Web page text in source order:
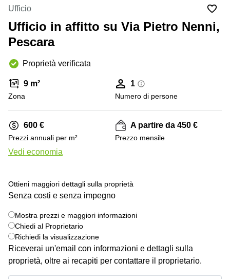
Brescia
Pescara
Verona
Catania
Bologna
Bergamo
Como
Napoli
affitto a
Pescara
Coworking
Lombardy
Business
Toscana
Business
center
Milano
Business
center
Roma
Campania
Coworking
Coworking
Pescara
Coworking
Brescia
Ufficio
Ufficio in affitto su Via Pietro Nenni,
Pescara
Proprietà verificata
9 m²
Zona
1
Numero di persone
600 €
Prezzi annuali per m²
Vedi economia
A partire da 450 €
Prezzo mensile
Ottieni maggiori dettagli sulla proprietà
Senza costi e senza impegno
Mostra prezzi e maggiori informazioni
Chiedi al Proprietario
Richiedi la visualizzazione
Riceverai un'email con informazioni e dettagli sulla
proprietà, oltre ai recapiti per contattare il proprietario.